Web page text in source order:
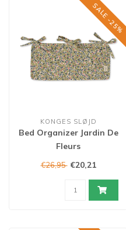
SALE -25%
KONGES SLØJD
Bed Organizer Jardin De
Fleurs
€26,95 €20,21